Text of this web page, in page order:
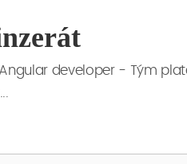
developer - Tým